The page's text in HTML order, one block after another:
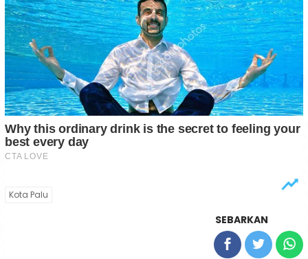
Kota Palu
SEBARKAN